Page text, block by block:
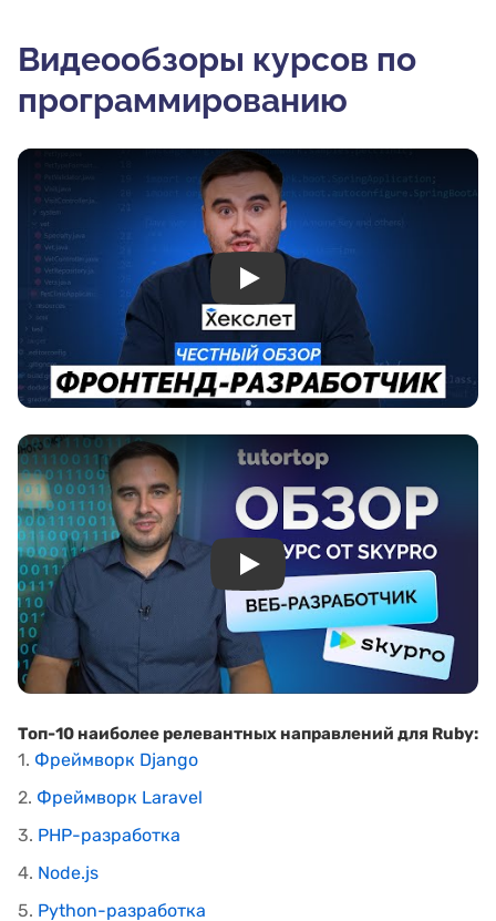
Видеообзоры курсов по
программированию
Play
Play
Топ-10 наиболее релевантных направлений для Ruby:
1. Фреймворк Django
2. Фреймворк Laravel
3. PHP-разработка
4. Node.js
5. Python-разработка